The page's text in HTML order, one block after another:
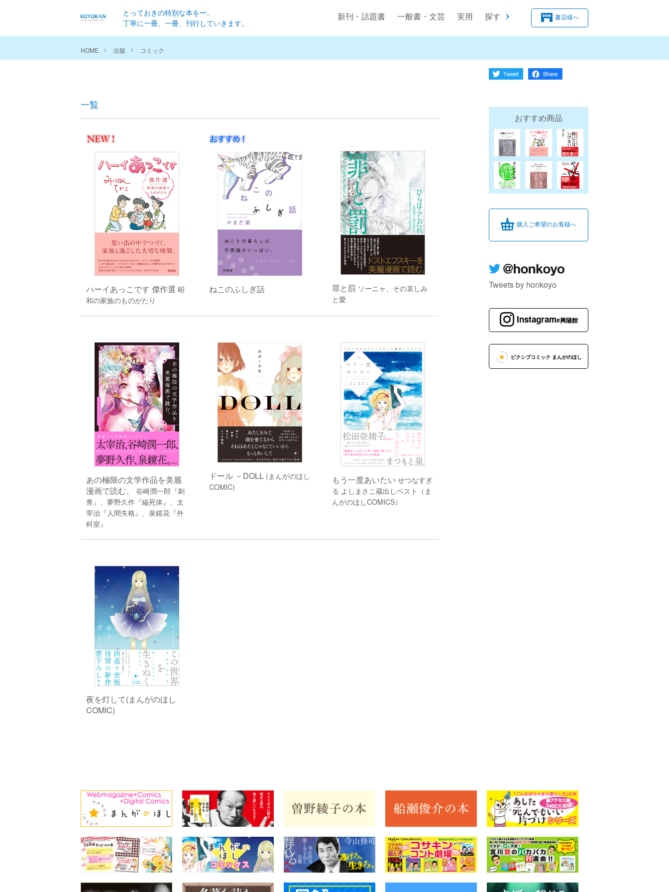
とっておきの特別な本をー。
丁寧に一冊、一冊、刊行していきます。
新刊・話題書 一般書・文芸 実用 探す 書店様へ
HOME 出版 コミック
一覧
ハーイあっこです 傑作選 昭
和の家族のものがたり
ねこのふしぎ話 罪と罰 ソーニャ、その哀しみ
と愛
あの極限の文学作品を美麗
漫画で読む。谷崎潤一郎『刺
青』、夢野久作『縊死体』、太
宰治『人間失格』、泉鏡花『外
科室』
ドール －DOLL (まんがのほし
COMIC)
もう一度あいたい せつなすぎ
る よしまさこ蔵出しベスト（ま
んがのほしCOMICS）
夜を灯して(まんがのほし
COMIC)
おすすめ商品
購入ご希望のお客様へ
Tweets by honkoyo
Instagram#興陽館
ピクシブコミック まんがのほし